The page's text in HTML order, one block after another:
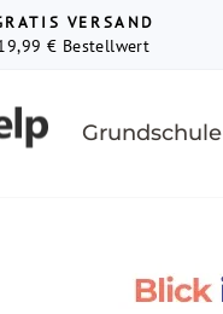
öffnenVERSAND
€ Bestellwert
Grundschule